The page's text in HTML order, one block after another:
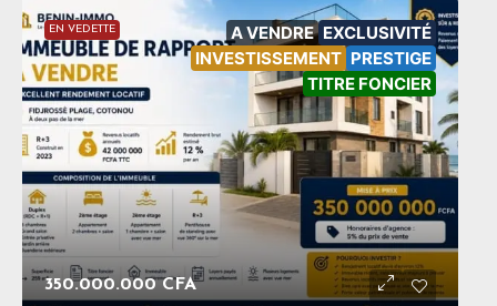
EN VEDETTE A VENDRE EXCLUSIVITÉ
INVESTISSEMENT PRESTIGE
TITRE FONCIER
350.000.000 CFA